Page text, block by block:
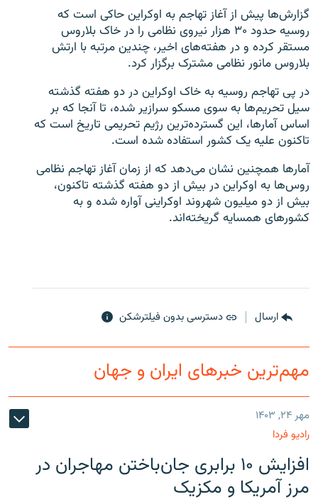
گزارش‌ها پیش از آغاز تهاجم به اوکراین حاکی است که
روسیه حدود ۳۰ هزار نیروی نظامی را در خاک بلاروس
مستقر کرده و در هفته‌های اخیر، چندین مرتبه با ارتش
بلاروس مانور نظامی مشترک برگزار کرد.
در پی تهاجم روسیه به خاک اوکراین در دو هفته گذشته
سیل تحریم‌ها به سوی مسکو سرازیر شده، تا آنجا که بر
اساس آمارها، این گسترده‌ترین رژیم تحریمی تاریخ است که
تاکنون علیه یک کشور استفاده شده است.
آمارها همچنین نشان می‌دهد که از زمان آغاز تهاجم نظامی
روس‌ها به اوکراین در بیش از دو هفته گذشته تاکنون،
بیش از دو میلیون شهروند اوکراینی آواره شده و به
کشورهای همسایه گریخته‌اند.
ارسال دسترسی بدون فیلترشکن
مهم‌ترین خبرهای ایران و جهان
مهر ۲۴, ۱۴۰۳
رادیو فردا
افزایش ۱۰ برابری جان‌باختن مهاجران در
مرز آمریکا و مکزیک